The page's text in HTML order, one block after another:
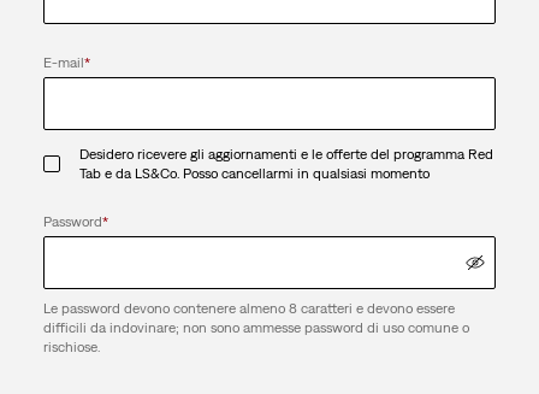
E-mail*
Desidero ricevere gli aggiornamenti e le offerte del programma Red
Tab e da LS&Co. Posso cancellarmi in qualsiasi momento
Password*
Le password devono contenere almeno 8 caratteri e devono essere
difficili da indovinare; non sono ammesse password di uso comune o
rischiose.